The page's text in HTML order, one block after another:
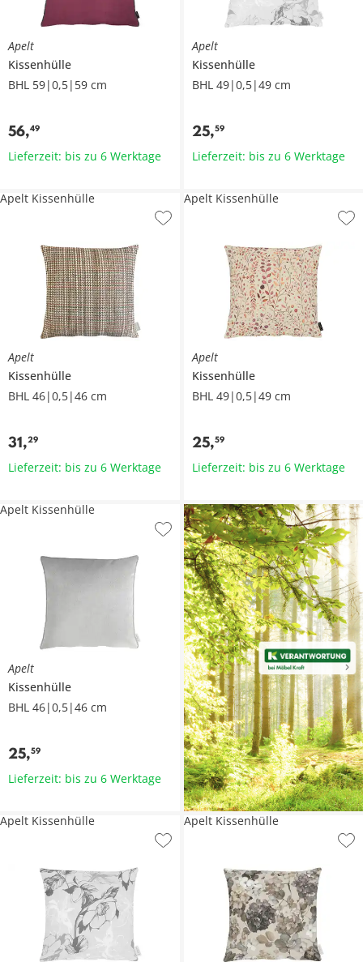
Apelt
Kissenhülle
BHL 59|0,5|59 cm
56,49
Lieferzeit: bis zu 6 Werktage
Apelt
Kissenhülle
BHL 49|0,5|49 cm
25,59
Lieferzeit: bis zu 6 Werktage
Apelt
Kissenhülle
BHL 46|0,5|46 cm
31,29
Apelt Kissenhülle
Lieferzeit: bis zu 6 Werktage
Apelt
Kissenhülle
BHL 49|0,5|49 cm
25,59
Apelt Kissenhülle
Lieferzeit: bis zu 6 Werktage
Apelt
Kissenhülle
BHL 46|0,5|46 cm
25,59
Apelt Kissenhülle
Lieferzeit: bis zu 6 Werktage
Apelt Kissenhülle Apelt Kissenhülle